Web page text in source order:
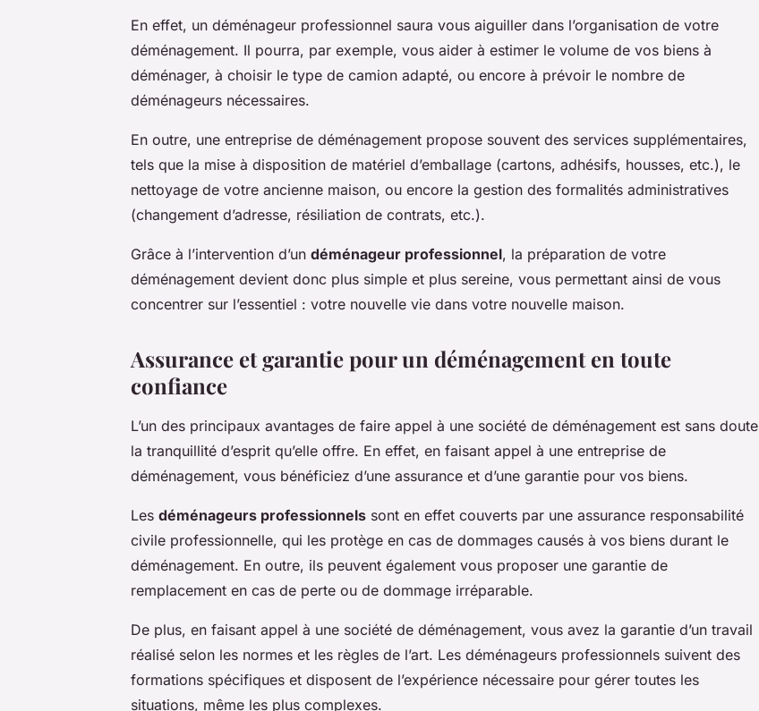
En effet, un déménageur professionnel saura vous aiguiller dans l’organisation de votre
déménagement. Il pourra, par exemple, vous aider à estimer le volume de vos biens à
déménager, à choisir le type de camion adapté, ou encore à prévoir le nombre de
déménageurs nécessaires.
En outre, une entreprise de déménagement propose souvent des services supplémentaires,
tels que la mise à disposition de matériel d’emballage (cartons, adhésifs, housses, etc.), le
nettoyage de votre ancienne maison, ou encore la gestion des formalités administratives
(changement d’adresse, résiliation de contrats, etc.).
Grâce à l’intervention d’un déménageur professionnel, la préparation de votre
déménagement devient donc plus simple et plus sereine, vous permettant ainsi de vous
concentrer sur l’essentiel : votre nouvelle vie dans votre nouvelle maison.
Assurance et garantie pour un déménagement en toute
confiance
L’un des principaux avantages de faire appel à une société de déménagement est sans doute
la tranquillité d’esprit qu’elle offre. En effet, en faisant appel à une entreprise de
déménagement, vous bénéficiez d’une assurance et d’une garantie pour vos biens.
Les déménageurs professionnels sont en effet couverts par une assurance responsabilité
civile professionnelle, qui les protège en cas de dommages causés à vos biens durant le
déménagement. En outre, ils peuvent également vous proposer une garantie de
remplacement en cas de perte ou de dommage irréparable.
De plus, en faisant appel à une société de déménagement, vous avez la garantie d’un travail
réalisé selon les normes et les règles de l’art. Les déménageurs professionnels suivent des
formations spécifiques et disposent de l’expérience nécessaire pour gérer toutes les
situations, même les plus complexes.